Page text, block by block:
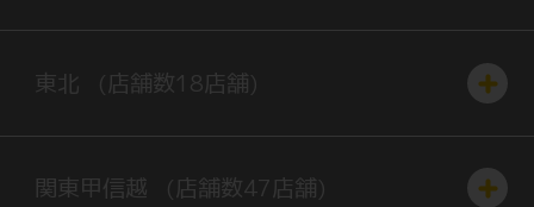
東北 (店舗数 18店舗)
関東甲信越 (店舗数47店舗)